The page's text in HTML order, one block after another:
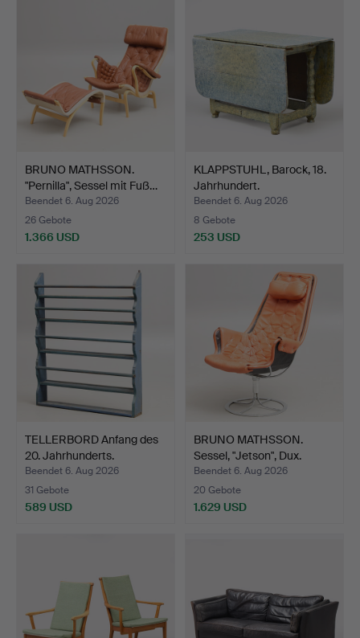
BRUNO MATHSSON.
"Pernilla", Sessel mit Fuß…
Beendet 6. Aug 2026
26 Gebote
1.366 USD
KLAPPSTUHL, Barock, 18.
Jahrhundert.
Beendet 6. Aug 2026
8 Gebote
253 USD
TELLERBORD Anfang des
20. Jahrhunderts.
Beendet 6. Aug 2026
31 Gebote
589 USD
BRUNO MATHSSON.
Sessel, "Jetson", Dux.
Beendet 6. Aug 2026
20 Gebote
1.629 USD